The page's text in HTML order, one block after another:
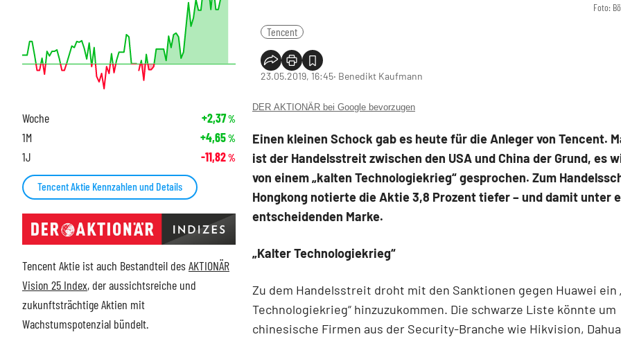
Foto:
Tencent
23.05.2019, 16:45‧ Benedikt Kaufmann
DER AKTIONÄR bei Google bevorzugen
Einen kleinen Schock gab es heute für die Anleger von Tencent.
ist der Handelsstreit zwischen den USA und China der Grund, es
von einem „kalten Technologiekrieg“ gesprochen. Zum
Hongkong notierte die Aktie 3,8 Prozent tiefer – und damit unter
entscheidenden Marke.
„Kalter Technologiekrieg“
Zu dem Handelsstreit droht mit den Sanktionen gegen Huawei ein
Technologiekrieg“ hinzuzukommen. Die schwarze Liste könnte um
chinesische Firmen aus der Security-Branche wie Hikvision,
Woche +2,37%
1M +4,65%
1J -11,82%
Tencent Aktie Kennzahlen und Details
Tencent Aktie ist auch Bestandteil desAKTIONÄR
Vision 25 Index, der aussichtsreiche und
zukunftsträchtige Aktien mit
Wachstumspotenzial bündelt.